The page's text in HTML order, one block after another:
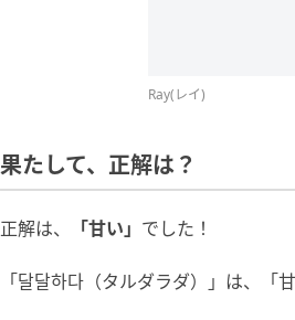
Ray(レイ)
果たして、正解は？
正解は、 「甘い」 でした！
「달달하다（タルダラダ）」は、「